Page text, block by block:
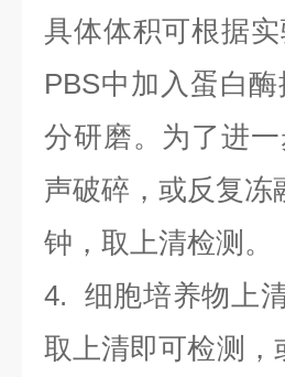
具体体积可根据
PBS中加入蛋白
分研磨。为了进
声破碎，或反复冻
钟，取上清检测。
4. 细胞培养物上
取上清即可检测